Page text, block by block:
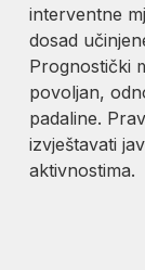
interventne
dosad
Prognostički
povoljan,
padaline.
izvještavati
aktivnostima.